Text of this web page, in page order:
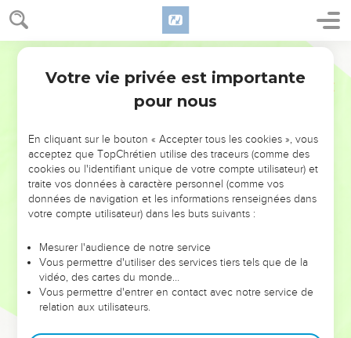
NE MANQUEZ PAS L’ÉVÉNEMENT
DE L’ANNÉE !
ET SI LEURS ERREURS POUVAIENT VOUS ÉVITER LES
VOTRES ?
leur foi ou leur vision. Mais on voit moins les doutes, les erreurs
et les saisons difficiles qu'ils ont traversés, alors même que ce
sont elles qui les ont façonnés.
Dans cette conférence, leaders, entrepreneurs, et responsables
Votre vie privée est importante
pour nous
En cliquant sur le bouton « Accepter tous les cookies », vous
acceptez que TopChrétien utilise des traceurs (comme des
cookies ou l'identifiant unique de votre compte utilisateur) et
traite vos données à caractère personnel (comme vos
données de navigation et les informations renseignées dans
votre compte utilisateur) dans les buts suivants :
Mesurer l'audience de notre service
Vous permettre d'utiliser des services tiers tels que de la
vidéo, des cartes du monde…
Vous permettre d'entrer en contact avec notre service de
relation aux utilisateurs.